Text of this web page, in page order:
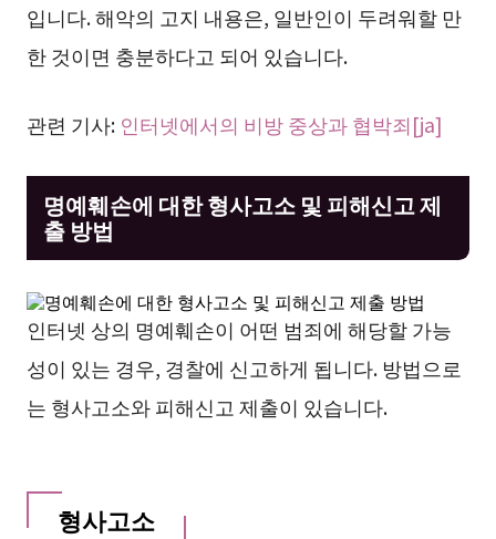
입니다. 해악의 고지 내용은, 일반인이 두려워할 만
한 것이면 충분하다고 되어 있습니다.
관련 기사: 인터넷에서의 비방 중상과 협박죄[ja]
명예훼손에 대한 형사고소 및 피해신고 제
출 방법
인터넷 상의 명예훼손이 어떤 범죄에 해당할 가능
성이 있는 경우, 경찰에 신고하게 됩니다. 방법으로
는 형사고소와 피해신고 제출이 있습니다.
형사고소